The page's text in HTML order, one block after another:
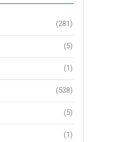
(281)
(5)
(1)
(538)
(5)
(1)